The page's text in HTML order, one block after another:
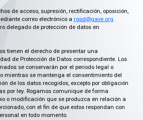
de acceso, supresión, rectificación, oposición,
correo electrónico a rgpd@gave.org.
delegado de protección de datos en
tienen el derecho de presentar una
de Protección de Datos correspondiente. Los
se conservarán por el periodo legal o
mientras se mantenga el consentimiento del
de los datos recogidos, excepto por obligación
por ley. Rogamos comunique de forma
o modificación que se produzca en relación a
con el fin de que estos respondan con
en todo momento.